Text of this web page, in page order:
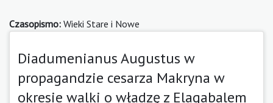
Czasopismo: Wieki Stare i Nowe
Diadumenianus Augustus w
propagandzie cesarza Makryna w
okresie walki o władzę z Elagabalem